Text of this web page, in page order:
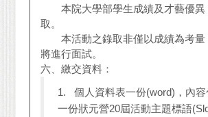
本院大學部學生成績及才藝優異
取。
本活動之錄取非僅以成績為考量
將進行面試。
六、繳交資料：
1.個人資料表一份(word)，內容
一份狀元營20屆活動主題標語